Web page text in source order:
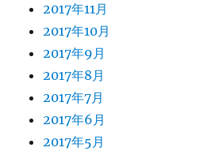
2017年11月
2017年10月
2017年9月
2017年8月
2017年7月
2017年6月
2017年5月